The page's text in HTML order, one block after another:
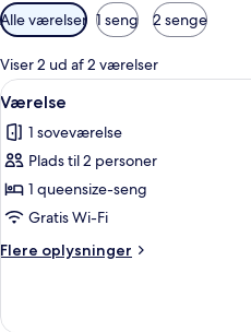
Tilgængelige
filtre
for
værelser
Alle værelser 1 seng 2 senge
Viser 2 ud af 2 værelser
Indlæs
alle
billeder
af
Værelse
7
Værelse
1 soveværelse
Plads til 2 personer
1 queensize-seng
Gratis Wi-Fi
Flere oplysninger
Flere